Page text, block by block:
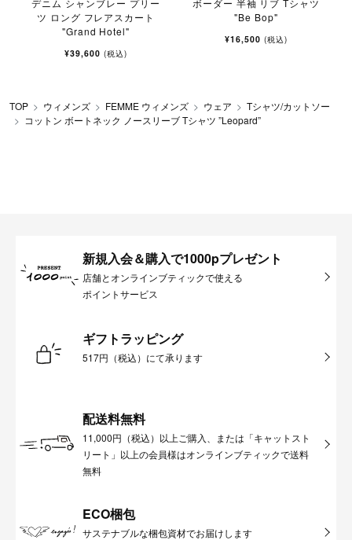
デニム シャンブレー プリー
ツ ロング フレアスカート
"Grand Hotel"
¥39,600 (税込)
ボーダー 半袖 リブ Tシャツ
"Be Bop"
¥16,500 (税込)
TOP ウィメンズ FEMME ウィメンズ ウェア
Tシャツ/カットソー
コットン ボートネック ノースリーブ Tシャツ ”Leopard”
新規入会＆購入で1000pプレゼント
店舗とオンラインブティックで使える
ポイントサービス
ギフトラッピング
517円（税込）にて承ります
配送料無料
11,000円（税込）以上ご購入、または「キャットスト
リート」以上の会員様はオンラインブティックで送料
無料
ECO梱包
サステナブルな梱包資材でお届けします